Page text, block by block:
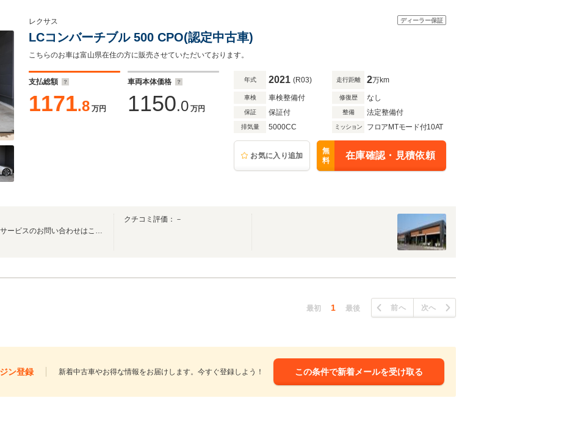
ディーラー保証
レクサス
LCコンバーチブル 500 CPO(認定中古車)
こちらのお車は富山県在住の方に販売させていただいております。
支払総額
1171.8 万円
車両本体価格
1150.0 万円
年式 2021 (R03) 走行距離 2万km
車検 車検整備付 修復歴 なし
保証 保証付 整備 法定整備付
排気量 5000CC ミッション フロアMTモード付10AT
お気に入り追加
無
料
在庫確認・見積依頼
レクサスCPO高岡中央 サービスのお問い合わせはこちら ０７６６－２１－４１４４
クチコミ評価：－
最初 1 最後 前へ 次へ
ン登録 新着中古車やお得な情報をお届けします。今すぐ登録しよう！ この条件で新着メールを受け取る